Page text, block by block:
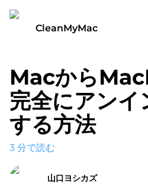
CleanMyMac
Macから
完全にアンイ
する方法
3 分で読む
山口ヨシカズ